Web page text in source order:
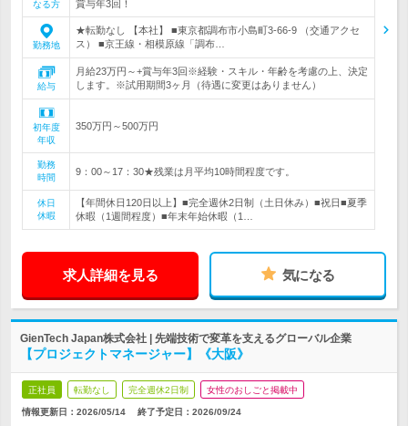
なる方 賞与年3回！
勤務地
★転勤なし 【本社】 ■東京都調布市小島町3-66-9 （交通アクセ
ス） ■京王線・相模原線「調布…
給与
月給23万円～+賞与年3回※経験・スキル・年齢を考慮の上、決定
します。※試用期間3ヶ月（待遇に変更はありません）
初年度
年収
350万円～500万円
勤務
時間
9：00～17：30★残業は月平均10時間程度です。
休日
休暇
【年間休日120日以上】■完全週休2日制（土日休み）■祝日■夏季
休暇（1週間程度）■年末年始休暇（1…
求人詳細を見る 気になる
GienTech Japan株式会社 | 先端技術で変革を支えるグローバル企業
【プロジェクトマネージャー】《大阪》
正社員 転勤なし 完全週休2日制 女性のおしごと掲載中
情報更新日：2026/05/14 終了予定日： 2026/09/24